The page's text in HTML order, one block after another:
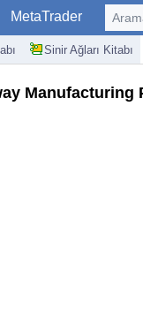
MetaTrader
Sinir Ağları Kitabı
Manufacturing